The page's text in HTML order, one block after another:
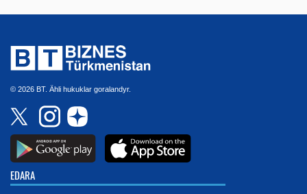
© 2026 BT. Ähli hukuklar goralandyr.
EDARA